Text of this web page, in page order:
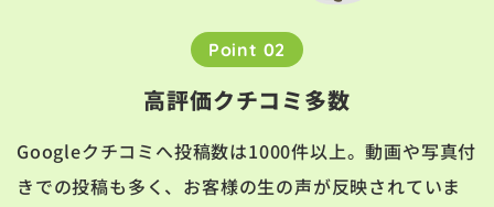
Point 02
高評価クチコミ多数
Googleクチコミへ投稿数は1000件以上。動画や写真付
きでの投稿も多く、お客様の生の声が反映されていま